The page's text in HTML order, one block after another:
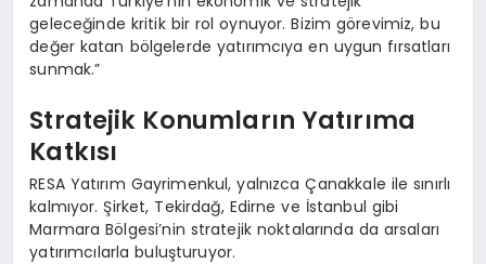
geleceğinde kritik bir rol oynuyor. Bizim görevimiz, bu
değer katan bölgelerde yatırımcıya en uygun fırsatları
sunmak.”
Stratejik Konumların Yatırıma
Katkısı
RESA Yatırım Gayrimenkul, yalnızca Çanakkale ile sınırlı
kalmıyor. Şirket, Tekirdağ, Edirne ve İstanbul gibi
Marmara Bölgesi’nin stratejik noktalarında da arsaları
yatırımcılarla buluşturuyor.